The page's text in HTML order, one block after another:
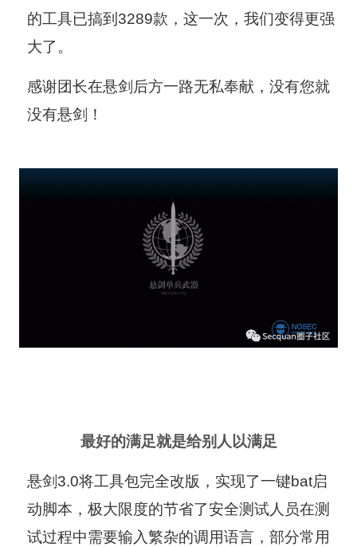
的工具已搞到3289款，这一次，我们变得更强
大了。
感谢团长在悬剑后方一路无私奉献，没有您就
没有悬剑！
最好的满足就是给别人以满足
悬剑3.0将工具包完全改版，实现了一键bat启
动脚本，极大限度的节省了安全测试人员在测
试过程中需要输入繁杂的调用语言，部分常用